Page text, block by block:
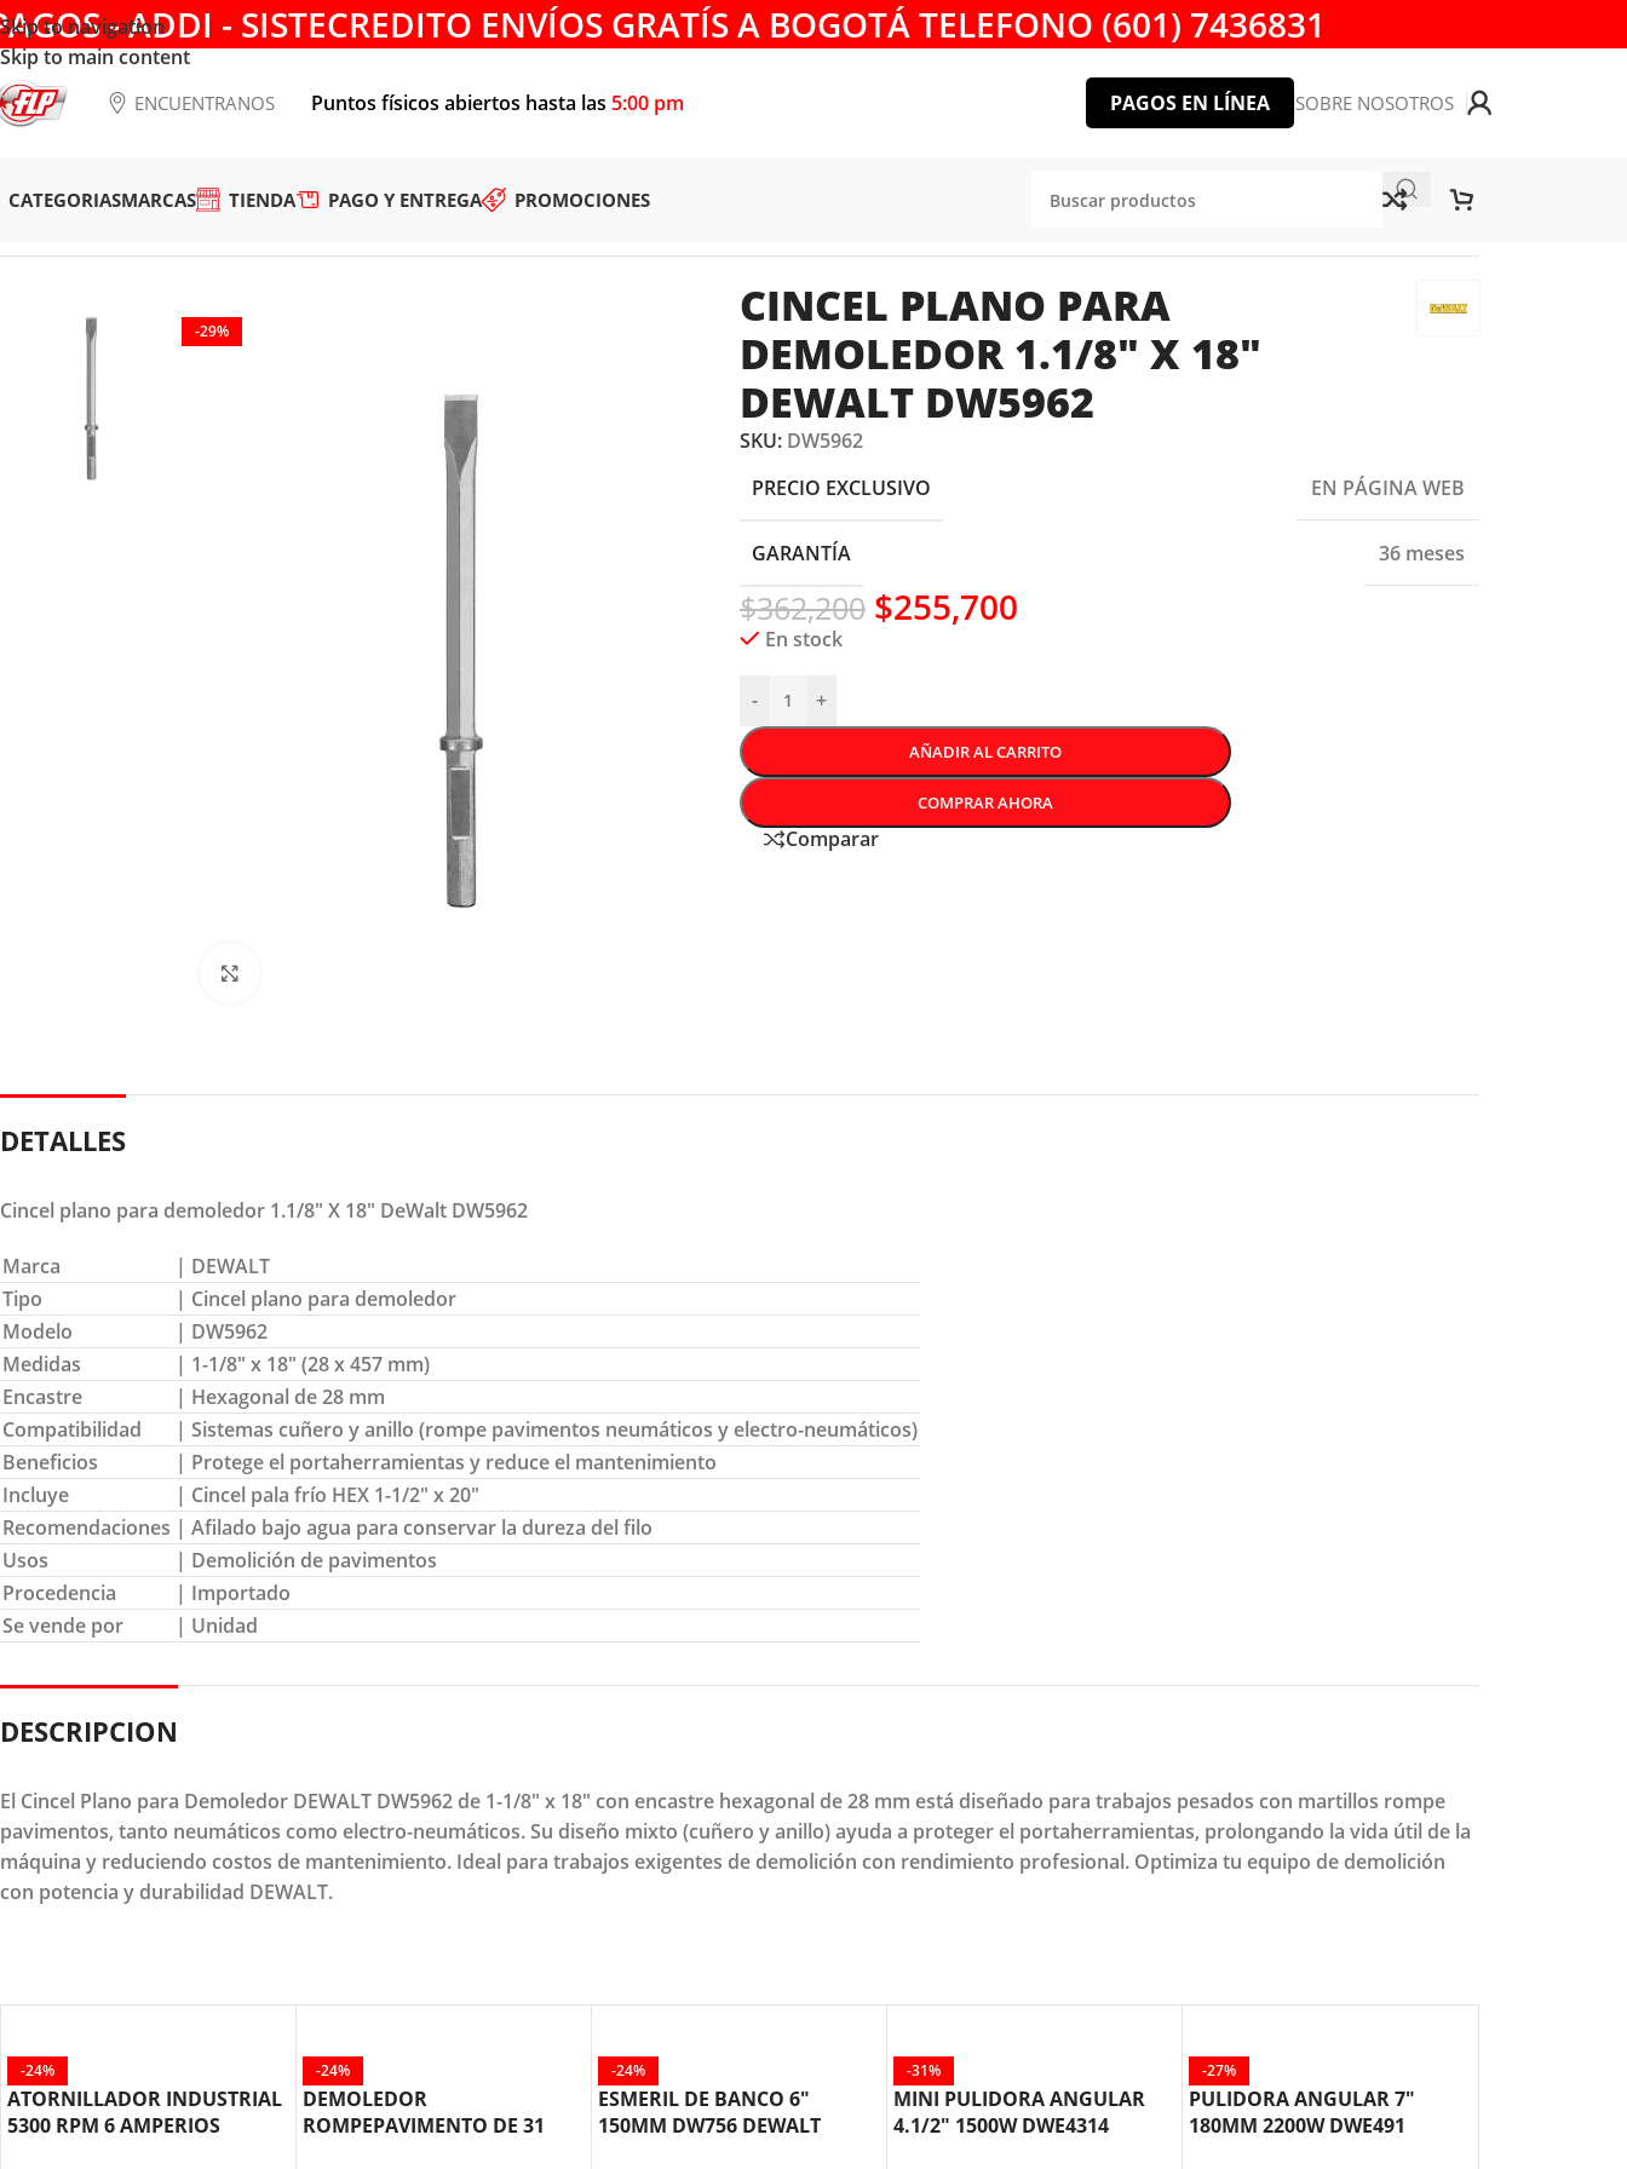
Skip to navigation
Skip to main content
- ADDI - SISTECREDITO ENVÍOS GRATÍS A BOGOTÁ TELEFONO (601) 7436831
ENCUENTRANOS Puntos físicos abiertos hasta las 5:00 pm PAGOS EN LÍNEA SOBRE NOSOTROS
CATEGORIASMARCAS TIENDA PAGO Y ENTREGA PROMOCIONES
-29%
CINCEL PLANO PARA
DEMOLEDOR 1.1/8″ X 18″
DEWALT DW5962
SKU: DW5962
PRECIO EXCLUSIVO
EN PÁGINA WEB
GARANTÍA 36 meses
$362,200 $255,700
En stock
- +
AÑADIR AL CARRITO
COMPRAR AHORA
Comparar
DETALLES
Cincel plano para demoledor 1.1/8″ X 18″ DeWalt DW5962
Marca
| DEWALT
Tipo
| Cincel plano para demoledor
Modelo
| DW5962
Medidas
| 1-1/8″ x 18″ (28 x 457 mm)
Encastre
| Hexagonal de 28 mm
Compatibilidad
| Sistemas cuñero y anillo (rompe pavimentos neumáticos y electro-neumáticos)
Beneficios
| Protege el portaherramientas y reduce el mantenimiento
Incluye
| Cincel pala frío HEX 1-1/2″ x 20″
Recomendaciones | Afilado bajo agua para conservar la dureza del filo
Usos
| Demolición de pavimentos
Procedencia
| Importado
Se vende por
| Unidad
DESCRIPCION
El Cincel Plano para Demoledor DEWALT DW5962 de 1-1/8" x 18" con encastre hexagonal de 28 mm está diseñado para trabajos pesados con martillos rompe
pavimentos, tanto neumáticos como electro-neumáticos. Su diseño mixto (cuñero y anillo) ayuda a proteger el portaherramientas, prolongando la vida útil de la
máquina y reduciendo costos de mantenimiento. Ideal para trabajos exigentes de demolición con rendimiento profesional. Optimiza tu equipo de demolición
con potencia y durabilidad DEWALT.
-24%
ATORNILLADOR INDUSTRIAL
5300 RPM 6 AMPERIOS
-24%
DEMOLEDOR
ROMPEPAVIMENTO DE 31
-24%
ESMERIL DE BANCO 6″
150MM DW756 DEWALT
-31%
MINI PULIDORA ANGULAR
4.1/2″ 1500W DWE4314
-27%
PULIDORA ANGULAR 7″
180MM 2200W DWE491